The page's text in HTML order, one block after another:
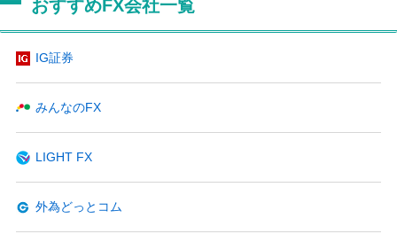
おすすめFX会社一覧
IG証券
みんなのFX
LIGHT FX
外為どっとコム